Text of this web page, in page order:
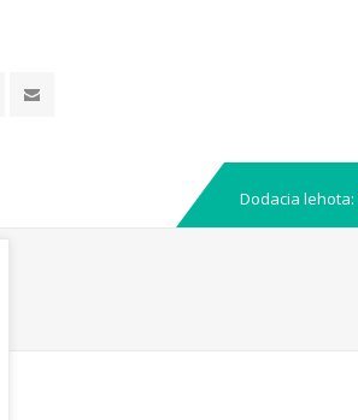
Dodacia lehota: